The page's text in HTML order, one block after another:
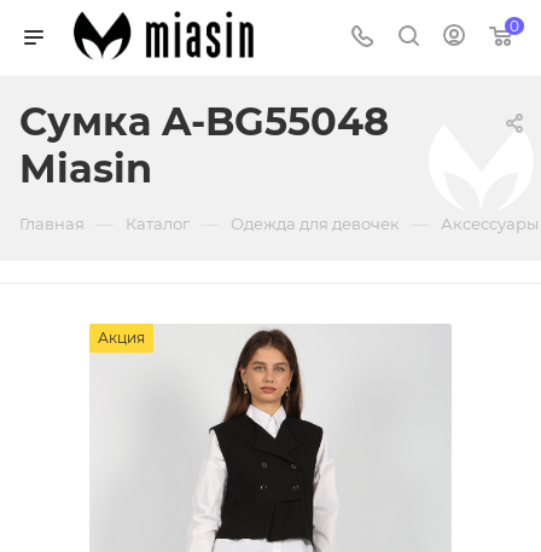
0
Сумка A-BG55048
Miasin
Главная Каталог Одежда для девочек
Акция